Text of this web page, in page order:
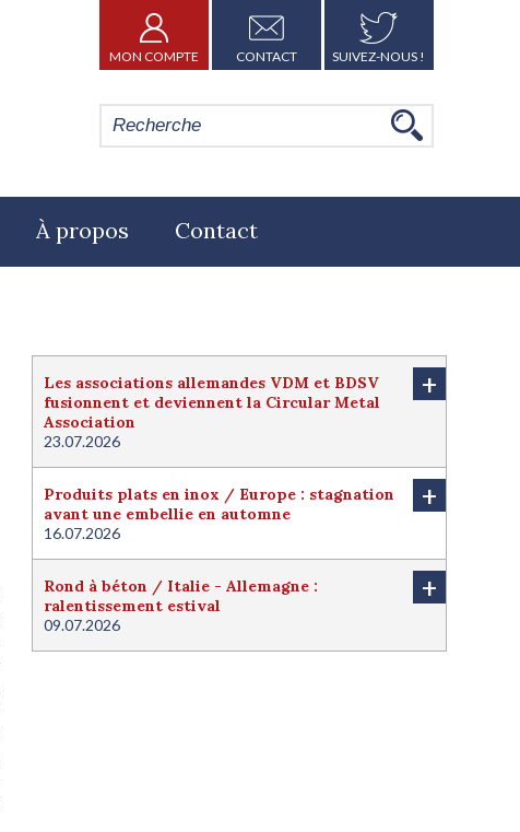
MON COMPTE CONTACT SUIVEZ-NOUS !
À propos Contact
Les associations allemandes VDM et BDSV
fusionnent et deviennent la Circular Metal
Association
23.07.2026
+
Produits plats en inox / Europe : stagnation
avant une embellie en automne
16.07.2026
+
Rond à béton / Italie - Allemagne :
ralentissement estival
09.07.2026
+